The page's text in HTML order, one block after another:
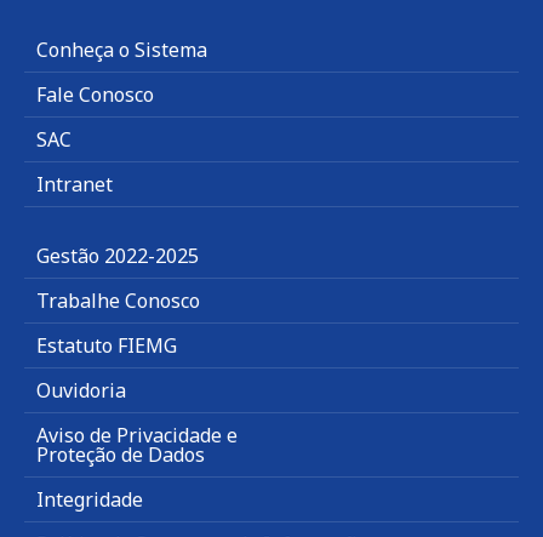
Conheça o Sistema
Fale Conosco
SAC
Intranet
Gestão 2022-2025
Trabalhe Conosco
Estatuto FIEMG
Ouvidoria
Aviso de Privacidade e
Proteção de Dados
Integridade